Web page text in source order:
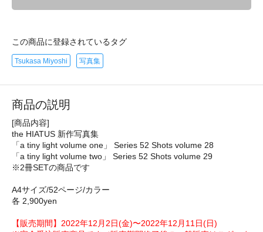
この商品に登録されているタグ
Tsukasa Miyoshi 写真集
商品の説明
[商品内容]
the HIATUS 新作写真集
「a tiny light volume one」 Series 52 Shots volume 28
「a tiny light volume two」 Series 52 Shots volume 29
※2冊SETの商品です
A4サイズ/52ページ/カラー
各 2,900yen
【販売期間】2022年12月2日(金)〜2022年12月11日(日)